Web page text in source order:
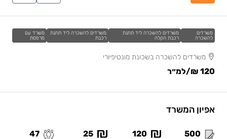
משרדים
להשכרה
משרדים להשכרה ליד תחנת
רכבת הקלה
משרדים להשכרה ליד תחנת
רכבת
משרד עם
מרפסת
משרדים להשכרה בשכונת מונטיפיורי
120 ₪ /למ״ר
אפיון המשרד
500
120
25
47